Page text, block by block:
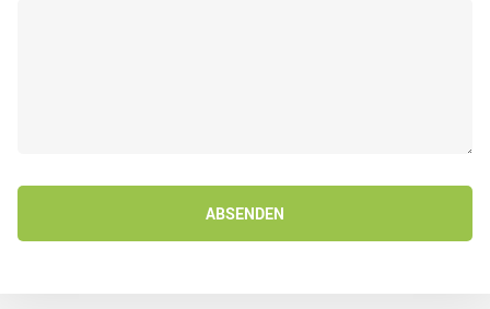
ABSENDEN